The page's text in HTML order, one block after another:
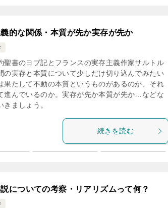
的な関係・本質が先か実存が先か
聖書のヨブ記とフランスの実存主義作家サルトル
の実存と本質について少しだけ切り込んでみたい
果たして不動の本質というものがあるのか、それ
進んでいるのか。実存が先か本質が先か…などな
ましょう。
続きを読む
についての考察・リアリズムって何？